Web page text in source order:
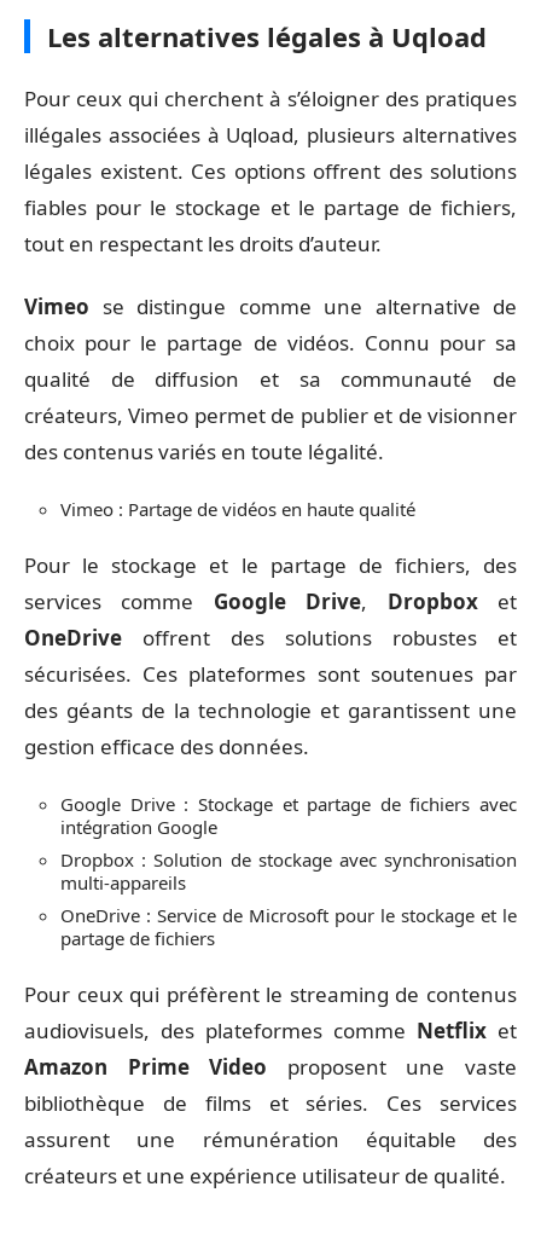
Les alternatives légales à Uqload
Pour ceux qui cherchent à s’éloigner des pratiques
illégales associées à Uqload, plusieurs alternatives
légales existent. Ces options offrent des solutions
fiables pour le stockage et le partage de fichiers,
tout en respectant les droits d’auteur.
Vimeo se distingue comme une alternative de
choix pour le partage de vidéos. Connu pour sa
qualité de diffusion et sa communauté de
créateurs, Vimeo permet de publier et de visionner
des contenus variés en toute légalité.
Vimeo : Partage de vidéos en haute qualité
Pour le stockage et le partage de fichiers, des
services comme Google Drive, Dropboxet
OneDrive offrent des solutions robustes et
sécurisées. Ces plateformes sont soutenues par
des géants de la technologie et garantissent une
gestion efficace des données.
Google Drive : Stockage et partage de fichiers avec
intégration Google
Dropbox : Solution de stockage avec synchronisation
multi-appareils
OneDrive : Service de Microsoft pour le stockage et le
partage de fichiers
Pour ceux qui préfèrent le streaming de contenus
audiovisuels, des plateformes comme Netflix et
Amazon Prime Video proposent une vaste
bibliothèque de films et séries. Ces services
assurent une rémunération équitable des
créateurs et une expérience utilisateur de qualité.